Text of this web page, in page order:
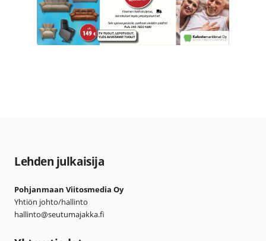
Lehden julkaisija
Pohjanmaan Viitosmedia Oy
Yhtiön johto/hallinto
hallinto@seutumajakka.fi